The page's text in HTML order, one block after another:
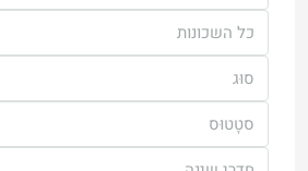
כל השכונות
סוּג
סטָטוּס